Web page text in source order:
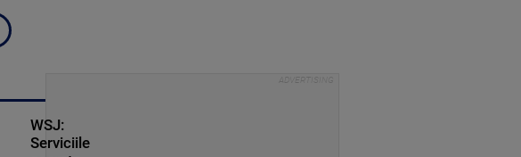
WSJ:
Serviciile